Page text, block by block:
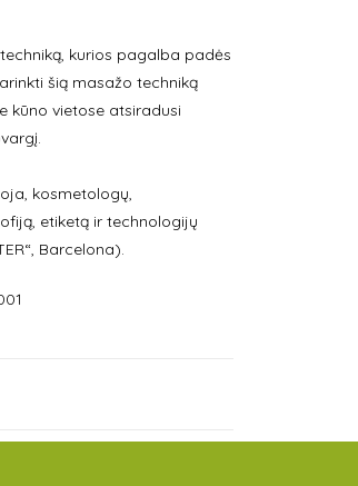
kurios pagalba padės
šią masažo techniką
kūno vietose atsiradusi
kosmetologų,
etiketą ir technologijų
Barcelona).